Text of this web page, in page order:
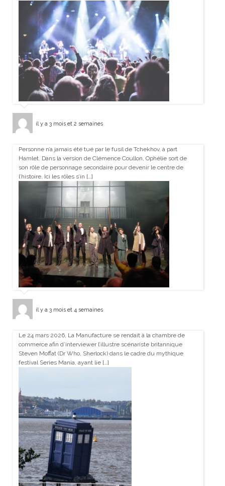
il y a 3 mois et 2 semaines
Personne n’a jamais été tué par le fusil de Tchekhov, à part
Hamlet. Dans la version de Clémence Coullon, Ophélie sort de
son rôle de personnage secondaire pour devenir le centre de
l’histoire. Ici les rôles s’in […]
il y a 3 mois et 4 semaines
Le 24 mars 2026, La Manufacture se rendait à la chambre de
commerce afin d’interviewer l’illustre scénariste britannique
Steven Moffat (Dr Who, Sherlock) dans le cadre du mythique
festival Series Mania, ayant lie […]